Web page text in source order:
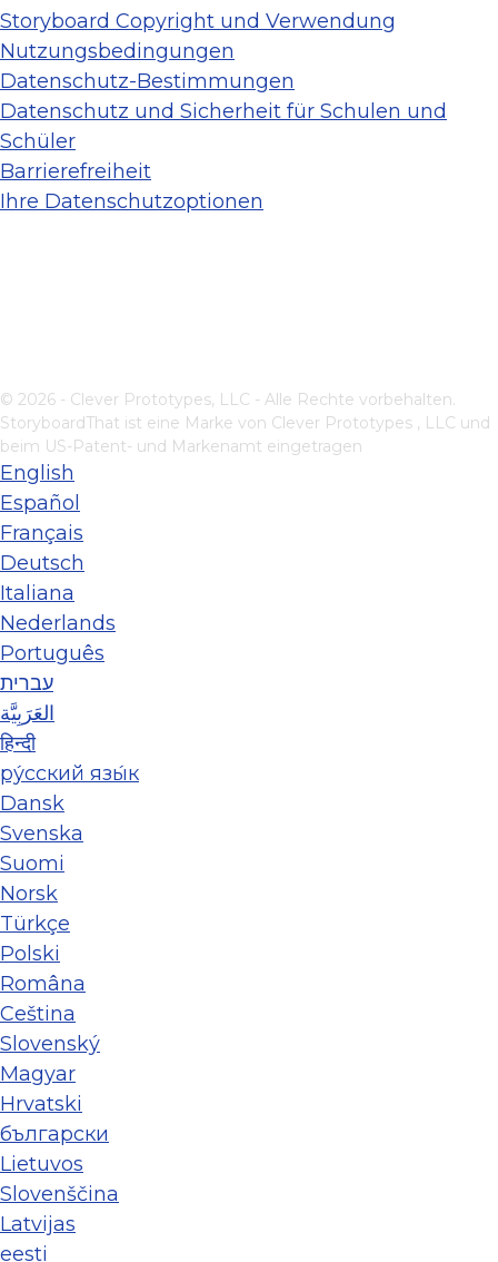
Storyboard Copyright und Verwendung
Nutzungsbedingungen
Datenschutz-Bestimmungen
Datenschutz und Sicherheit für Schulen und
Schüler
Barrierefreiheit
Ihre Datenschutzoptionen
© 2026 - Clever Prototypes, LLC - Alle Rechte vorbehalten.
StoryboardThat ist eine Marke von Clever Prototypes , LLC und
beim US-Patent- und Markenamt eingetragen
English
Español
Français
Deutsch
Italiana
Nederlands
Português
עברית
العَرَبِيَّة
हिन्दी
ру́сский язы́к
Dansk
Svenska
Suomi
Norsk
Türkçe
Polski
Româna
Ceština
Slovenský
Magyar
Hrvatski
български
Lietuvos
Slovenščina
Latvijas
eesti